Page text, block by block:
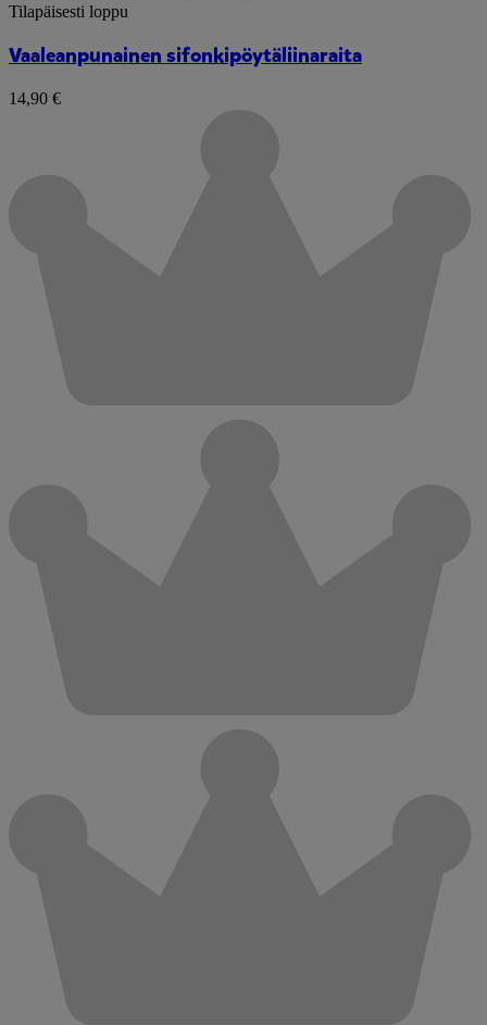
Tilapäisesti loppu
Vaaleanpunainen sifonkipöytäliinaraita
14,90 €